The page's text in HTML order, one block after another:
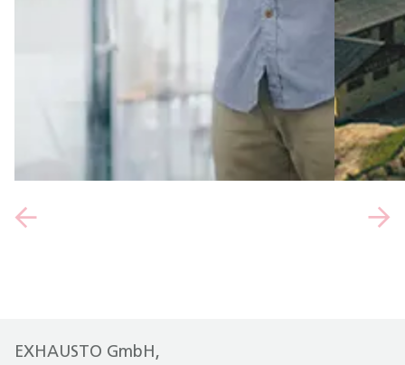
EXHAUSTO GmbH,